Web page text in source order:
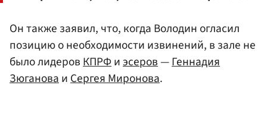
Он также заявил, что, когда Володин огласил
позицию о необходимости извинений, в зале не
было лидеровКПРФиэсеров—Геннадия
ЗюгановаиСергея Миронова.